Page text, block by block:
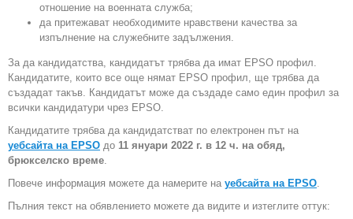
отношение на военната служба;
да притежават необходимите нравствени качества за
изпълнение на служебните задължения.
За да кандидатства, кандидатът трябва да имат EPSO профил.
Кандидатите, които все още нямат EPSO профил, ще трябва да
създадат такъв. Кандидатът може да създаде само един профил за
всички кандидатури чрез EPSO.
Кандидатите трябва да кандидатстват по електронен път на
уебсайта на EPSO до 11 януари 2022 г. в 12 ч. на обяд,
брюкселско време
Повече информация можете да намерите на уебсайта на EPSO
Пълния текст на обявлението можете да видите и изтеглите оттук: